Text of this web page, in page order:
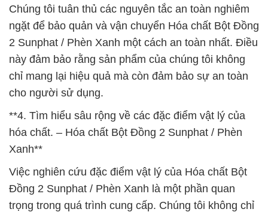
Chúng tôi tuân thủ các nguyên tắc an toàn nghiêm
ngặt để bảo quản và vận chuyển Hóa chất Bột Đồng
2 Sunphat / Phèn Xanh một cách an toàn nhất. Điều
này đảm bảo rằng sản phẩm của chúng tôi không
chỉ mang lại hiệu quả mà còn đảm bảo sự an toàn
cho người sử dụng.
**4. Tìm hiểu sâu rộng về các đặc điểm vật lý của
hóa chất. – Hóa chất Bột Đồng 2 Sunphat / Phèn
Xanh**
Việc nghiên cứu đặc điểm vật lý của Hóa chất Bột
Đồng 2 Sunphat / Phèn Xanh là một phần quan
trọng trong quá trình cung cấp. Chúng tôi không chỉ